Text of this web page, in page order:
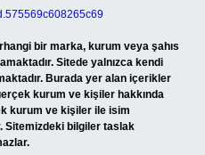
bir marka, kurum veya şahıs
Sitede yalnızca kendi
Burada yer alan içerikler
kurum ve kişiler hakkında
kurum ve kişiler ile isim
Sitemizdeki bilgiler taslak